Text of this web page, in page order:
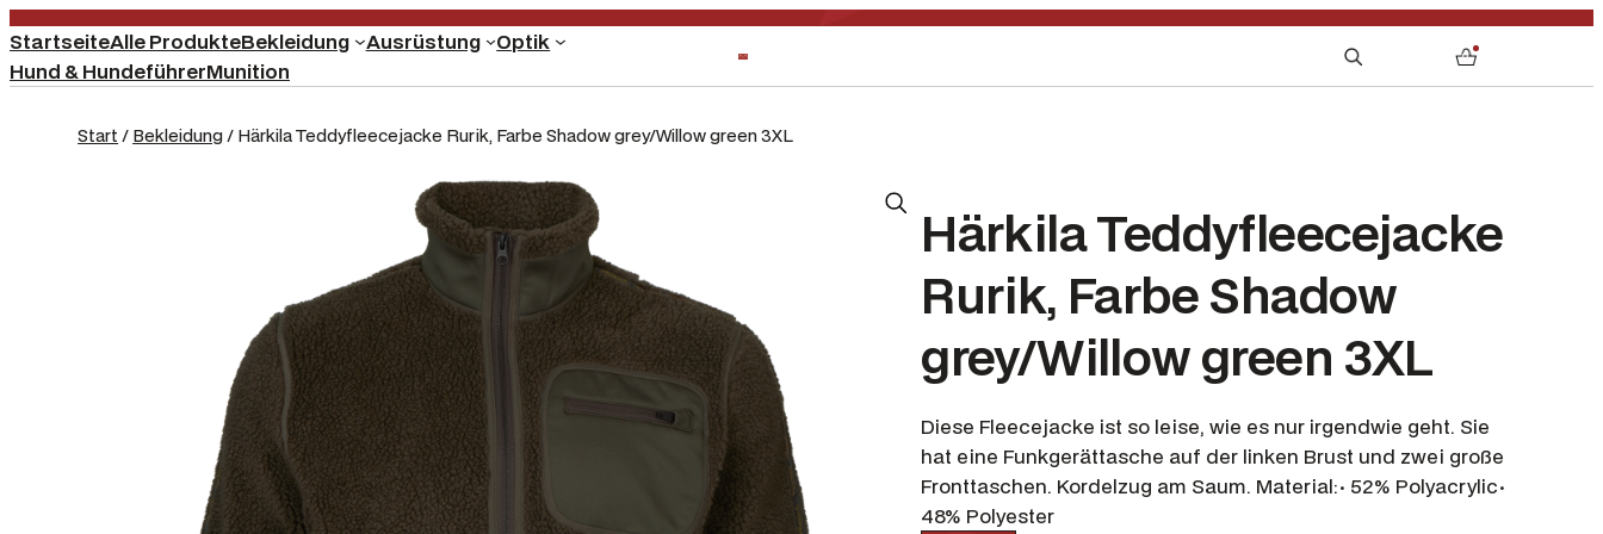
StartseiteAlle ProdukteBekleidung Ausrüstung
Optik
Hund & HundeführerMunition
e
0
Start / Bekleidung/ Härkila Teddyfleecejacke Rurik, Farbe Shadow grey/Willow green 3XL
Härkila Teddyfleecejacke
Rurik, Farbe Shadow
grey/Willow green 3XL
Diese Fleecejacke ist so leise, wie es nur irgendwie geht. Sie
hat eine Funkgerättasche auf der linken Brust und zwei große
Fronttaschen. Kordelzug am Saum. Material:· 52% Polyacrylic·
48% Polyester